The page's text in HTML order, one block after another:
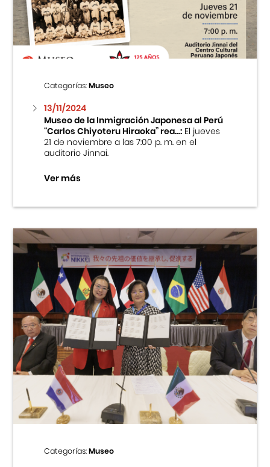
Centro Cultural Peruano Japonés
Cursos
Museo de la Inmigración Japonesa
Fondo Editorial
Teatro Peruano Japonés
Categorías:Museo
13/11/2024
Museo de la Inmigración Japonesa al Perú
“Carlos Chiyoteru Hiraoka” rea...:El jueves
21 de noviembre a las 7:00 p. m. en el
auditorio Jinnai.
Ver más
Categorías:Museo